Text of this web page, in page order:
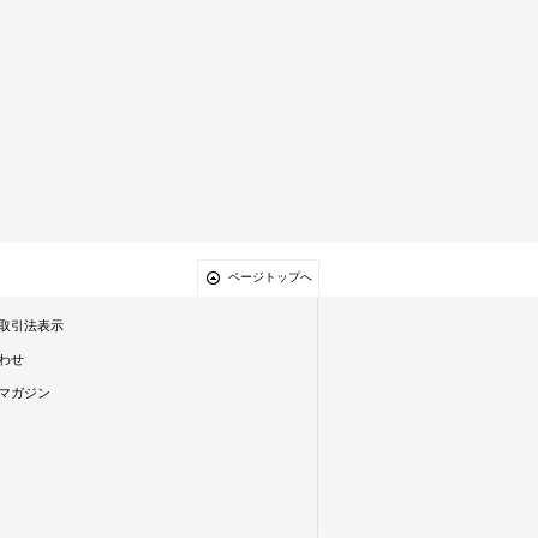
ページトップへ
引法表示
せ
ガジン